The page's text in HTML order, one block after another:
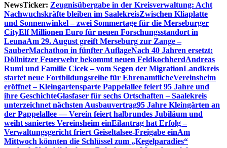
NewsTicker: Zeugnisübergabe in der Kreisverwaltung: Acht
Nachwuchskräfte bleiben im SaalekreisZwischen Kliaplatte
und Sonnenwinkel – zwei Sommertage für die Merseburger
CityElf Millionen Euro für neuen Forschungsstandort in
LeunaAm 29. August greift Merseburg zur Zange –
SauberMachathon in fünfter AuflageNach 40 Jahren ersetzt:
Döllnitzer Feuerwehr bekommt neuen FeldkochherdAndreas
Rumi und Familie Cicek – vom Segen der MigrationLandkreis
startet neue Fortbildungsreihe für EhrenamtlicheVereinsheim
eröffnet – Kleingartensparte Pappelallee feiert 95 Jahre und
ihre GeschichteGlasfaser für sechs Ortschaften – Saalekreis
unterzeichnet nächsten Ausbauvertrag95 Jahre Kleingärten an
der Pappelallee — Verein feiert halbrundes Jubiläum und
weiht saniertes Vereinsheim einEilantrag hat Erfolg –
Verwaltungsgericht friert Geiseltalsee-Freigabe einAm
Mittwoch könnten die Schlüssel zum „Kegelparadies“